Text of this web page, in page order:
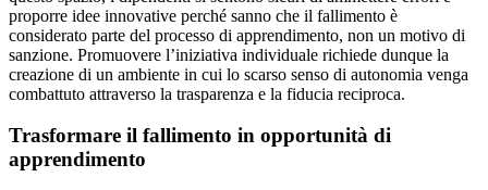
proporre idee innovative perché sanno che il fallimento è
considerato parte del processo di apprendimento, non un motivo di
sanzione. Promuovere l’iniziativa individuale richiede dunque la
creazione di un ambiente in cui lo scarso senso di autonomia venga
combattuto attraverso la trasparenza e la fiducia reciproca.
Trasformare il fallimento in opportunità di
apprendimento